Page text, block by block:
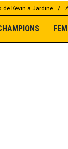
de Kevin a Jardine